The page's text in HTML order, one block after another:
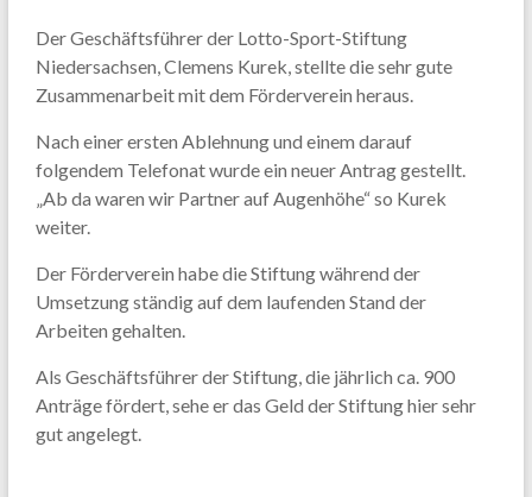
Der Geschäftsführer der Lotto-Sport-Stiftung
Niedersachsen, Clemens Kurek, stellte die sehr gute
Zusammenarbeit mit dem Förderverein heraus.
Nach einer ersten Ablehnung und einem darauf
folgendem Telefonat wurde ein neuer Antrag gestellt.
„Ab da waren wir Partner auf Augenhöhe“ so Kurek
weiter.
Der Förderverein habe die Stiftung während der
Umsetzung ständig auf dem laufenden Stand der
Arbeiten gehalten.
Als Geschäftsführer der Stiftung, die jährlich ca. 900
Anträge fördert, sehe er das Geld der Stiftung hier sehr
gut angelegt.